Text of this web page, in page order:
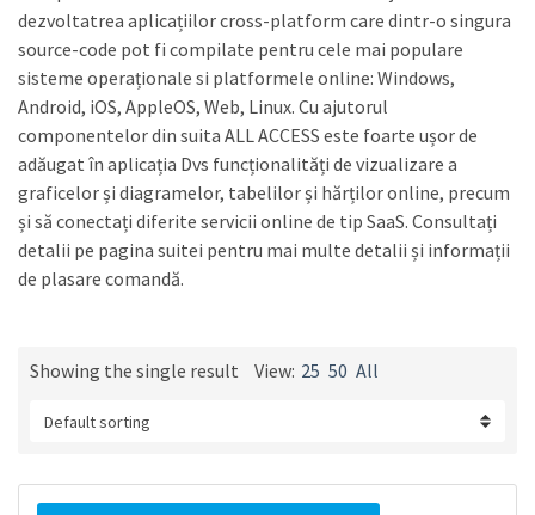
dezvoltatrea aplicațiilor cross-platform care dintr-o singura
source-code pot fi compilate pentru cele mai populare
sisteme operaționale si platformele online: Windows,
Android, iOS, AppleOS, Web, Linux. Cu ajutorul
componentelor din suita ALL ACCESS este foarte ușor de
adăugat în aplicația Dvs funcționalități de vizualizare a
graficelor și diagramelor, tabelilor și hărților online, precum
și să conectați diferite servicii online de tip SaaS. Consultați
detalii pe pagina suitei pentru mai multe detalii și informații
de plasare comandă.
Showing the single result View: 25 50 All